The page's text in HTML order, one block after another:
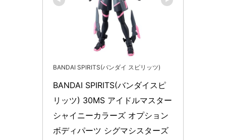
BANDAI SPIRITS(バンダイ スピリッツ)
BANDAI SPIRITS(バンダイスピ
リッツ) 30MS アイドルマスター
シャイニーカラーズ オプション
ボディパーツ シグマシスターズ